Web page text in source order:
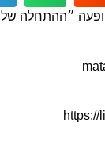
של הסוף״